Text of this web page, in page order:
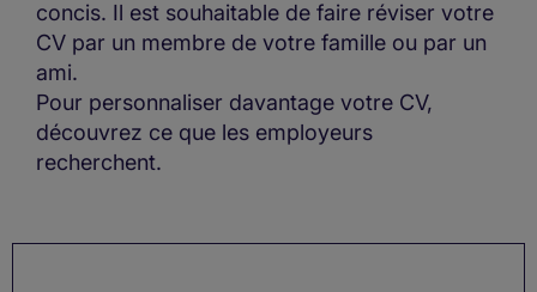
concis. Il est souhaitable de faire réviser votre
CV par un membre de votre famille ou par un
ami.
Pour personnaliser davantage votre CV,
découvrez ce que les employeurs
recherchent.